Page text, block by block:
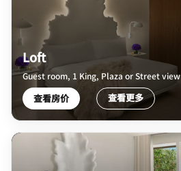
Loft
Guest room, 1 King, Plaza or Street view
查看房价 查看更多